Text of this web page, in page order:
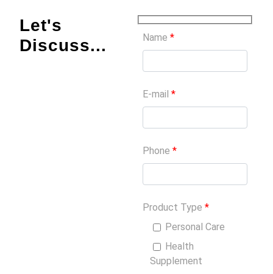
Let's
Discuss...
Name *
E-mail *
Phone *
Product Type *
Personal Care
Health
Supplement